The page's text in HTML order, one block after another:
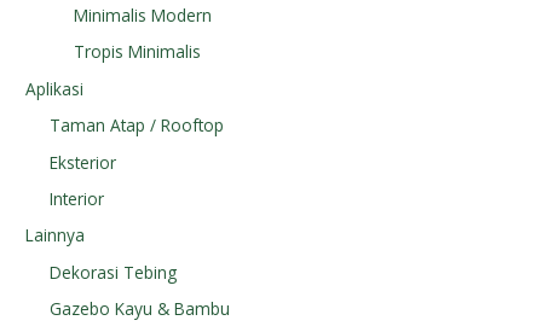
Minimalis Modern
Tropis Minimalis
Aplikasi
Taman Atap / Rooftop
Eksterior
Interior
Lainnya
Dekorasi Tebing
Gazebo Kayu & Bambu